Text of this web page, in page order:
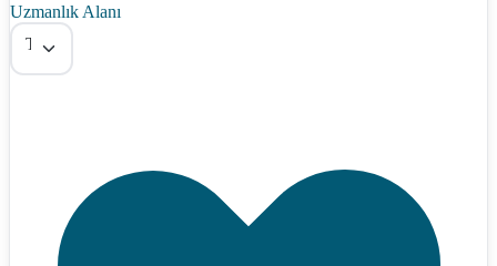
Uzmanlık Alanı
Tümü